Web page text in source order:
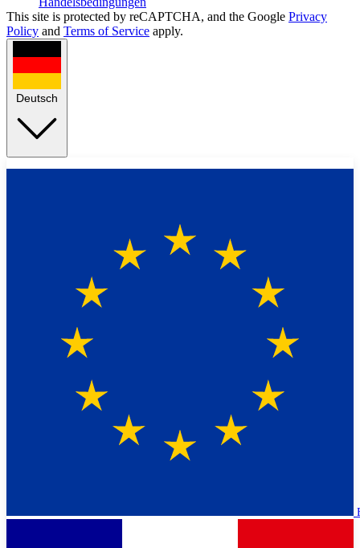
This site is protected by reCAPTCHA, and the Google Privacy
Policy and Terms of Service apply.
Deutsch